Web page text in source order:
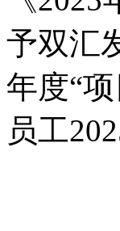
予双汇
年度“
员工